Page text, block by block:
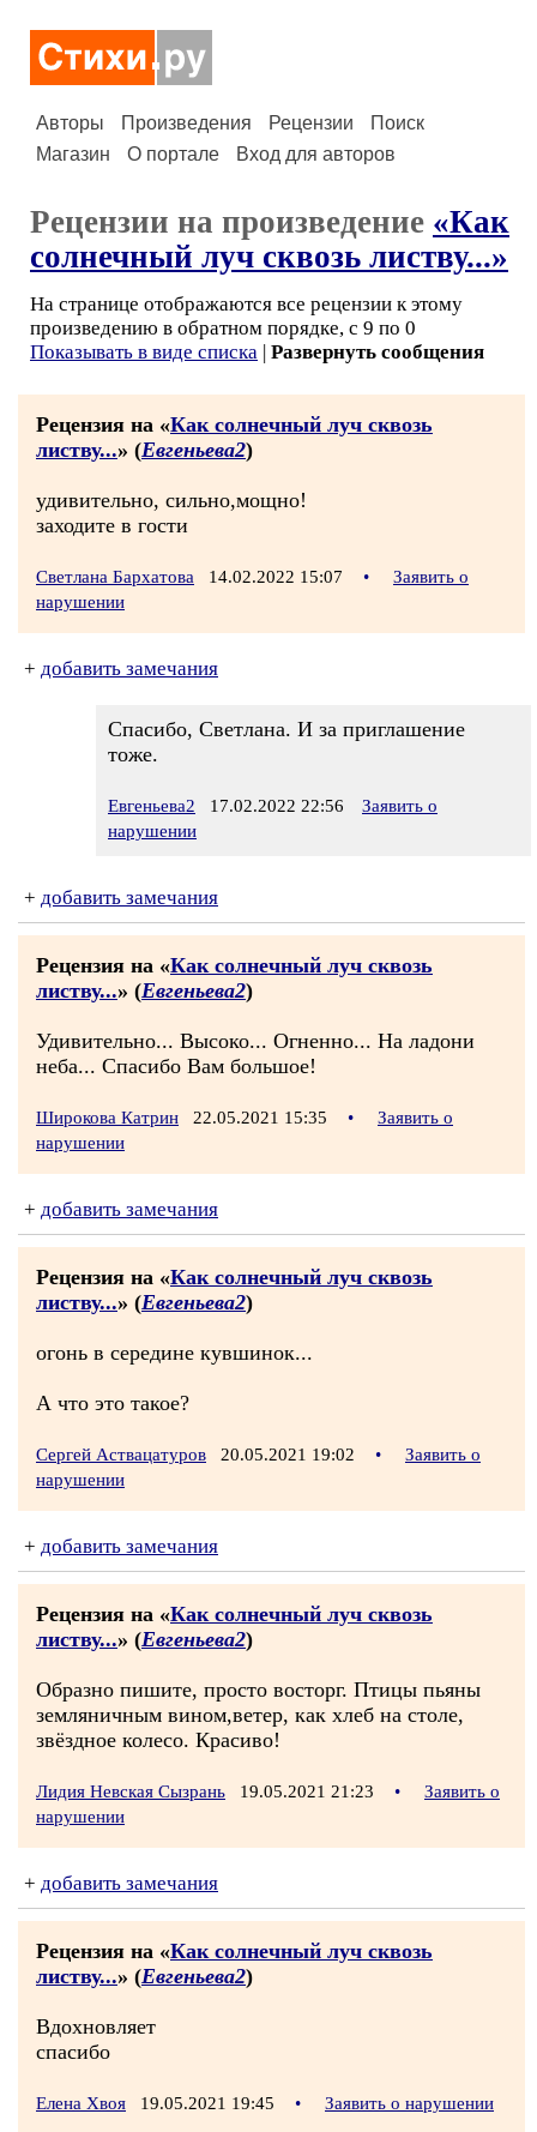
Авторы Произведения Рецензии
Поиск
Магазин
О портале Вход для авторов
Рецензии на произведение «Как
солнечный луч сквозь листву...»
На странице отображаются все рецензии к этому
произведению в обратном порядке, с 9 по 0
Показывать в виде списка | Развернуть сообщения
Рецензия на «Как солнечный луч сквозь
листву...» (Евгеньева2)
удивительно, сильно,мощно!
заходите в гости
Светлана Бархатова 14.02.2022 15:07 •
Заявить о
нарушении
+ добавить замечания
Спасибо, Светлана. И за приглашение
тоже.
Евгеньева2 17.02.2022 22:56
Заявить о
нарушении
+ добавить замечания
Рецензия на «Как солнечный луч сквозь
листву...» (Евгеньева2)
Удивительно... Высоко... Огненно... На ладони
неба... Спасибо Вам большое!
Широкова Катрин 22.05.2021 15:35 •
Заявить о
нарушении
+ добавить замечания
Рецензия на «Как солнечный луч сквозь
листву...» (Евгеньева2)
огонь в середине кувшинок...
А что это такое?
Сергей Аствацатуров 20.05.2021 19:02 •
Заявить о
нарушении
+ добавить замечания
Рецензия на «Как солнечный луч сквозь
листву...» (Евгеньева2)
Образно пишите, просто восторг. Птицы пьяны
земляничным вином,ветер, как хлеб на столе,
звёздное колесо. Красиво!
Лидия Невская Сызрань 19.05.2021 21:23 •
Заявить о
нарушении
+ добавить замечания
Рецензия на «Как солнечный луч сквозь
листву...» (Евгеньева2)
Вдохновляет
спасибо
Елена Хвоя 19.05.2021 19:45 • Заявить о нарушении